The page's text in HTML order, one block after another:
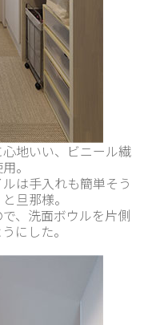
地いい、ビニール繊
。
は手入れも簡単そう
旦那様。
、洗面ボウルを片側
にした。